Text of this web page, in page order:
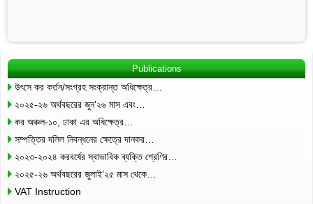
Publications
উৎসে কর কর্তন/সংগ্রহ সংক্রান্ত অধিক্ষেত্র…
২০২৫-২৬ অর্থবছরের জুন’২৬ মাস এবং…
কর অঞ্চল-১০, ঢাকা এর অধিক্ষেত্র…
সম্পত্তির দলিল নিবন্ধনের ক্ষেত্রে দানকর…
২০২৩-২০২৪ করবর্ষের স্বাভাবিক ব্যক্তি শ্রেণির…
২০২৫-২৬ অর্থবছরের জুলাই’২৫ মাস থেকে…
VAT Instruction